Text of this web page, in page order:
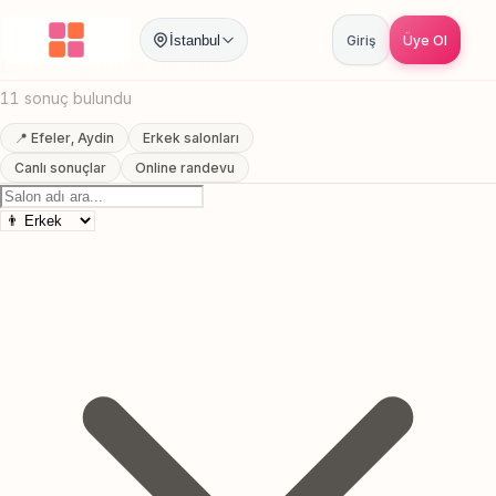
İstanbul Giriş Üye Ol
Anasayfa / Aydin Efeler Erkek Berberi
Efeler, Aydin Erkek Berberi
11 sonuç bulundu
📍 Efeler, Aydin
Erkek salonları
Canlı sonuçlar
Online randevu